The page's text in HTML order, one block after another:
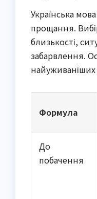
Українська
прощання.
близькості,
забарвлення.
Формула
До
побачення